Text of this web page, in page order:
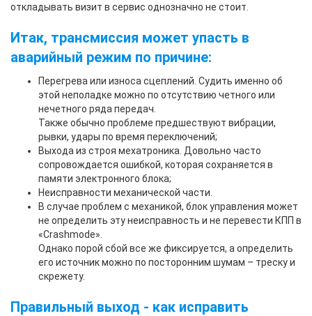
откладывать визит в сервис однозначно не стоит.
Итак, трансмиссия может упасть в
аварийный режим по причине:
Перегрева или износа сцеплений. Судить именно об
этой неполадке можно по отсутствию четного или
нечетного ряда передач.
Также обычно проблеме предшествуют вибрации,
рывки, удары по время переключений;
Выхода из строя мехатроника. Довольно часто
сопровождается ошибкой, которая сохраняется в
памяти электронного блока;
Неисправности механической части.
В случае проблем с механикой, блок управления может
не определить эту неисправность и не перевести КПП в
«Crashmode».
Однако порой сбой все же фиксируется, а определить
его источник можно по посторонним шумам – треску и
скрежету.
Правильный выход - как исправить